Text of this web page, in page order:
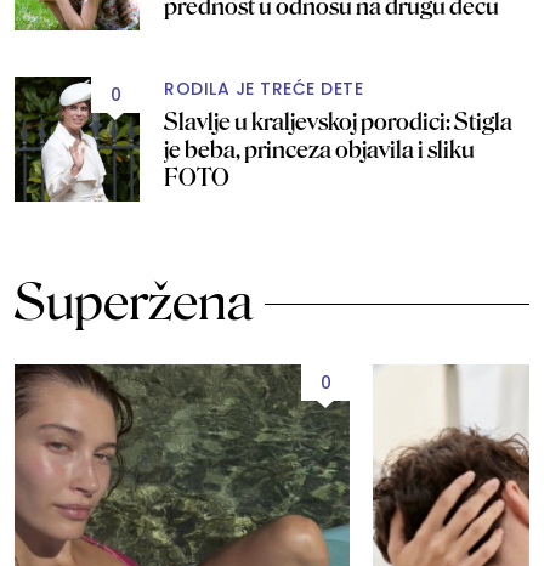
prednost u odnosu na drugu decu
0 RODILA JE TREĆE DETE
Slavlje u kraljevskoj porodici: Stigla
je beba, princeza objavila i sliku
FOTO
Superžena
0